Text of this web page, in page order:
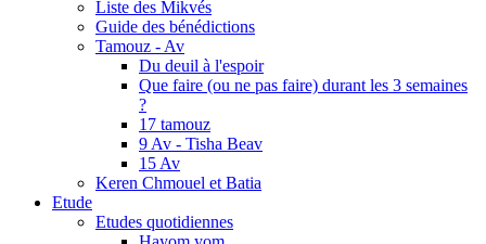
Liste des Mikvés
Guide des bénédictions
Tamouz - Av
Du deuil à l'espoir
Que faire (ou ne pas faire) durant les 3 semaines
?
17 tamouz
9 Av - Tisha Beav
15 Av
Keren Chmouel et Batia
Etude
Etudes quotidiennes